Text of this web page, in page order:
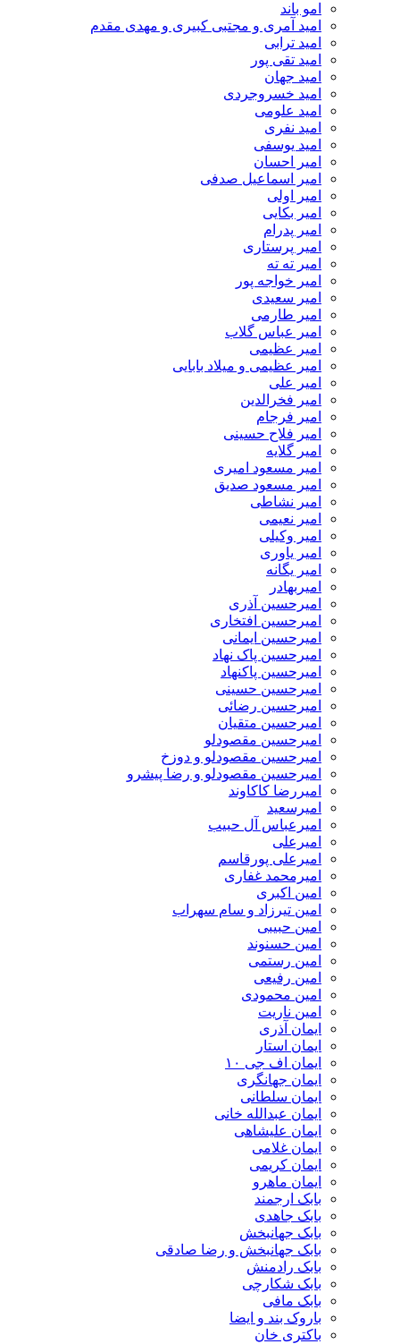
امو باند
امید آمری و مجتبی کبیری و مهدى مقدم
امید ترابی
امید تقی پور
امید جهان
امید خسروجردی
امید علومی
امید نفری
امید یوسفی
امیر احسان
امیر اسماعیل صدفی
امیر اولی
امیر بکایی
امیر پدرام
امیر پرستاری
امیر ته ته
امیر خواجه پور
امیر سعیدی
امیر طارمی
امیر عباس گلاب
امیر عظیمی
امیر عظیمی و میلاد بابایی
امیر علی
امیر فخرالدین
امیر فرجام
امیر فلاح حسینی
امیر گلایه
امیر مسعود امیری
امیر مسعود صدیق
امیر نشاطی
امیر نعیمی
امیر وکیلی
امیر یاوری
امیر یگانه
امیربهادر
امیرحسین آذری
امیرحسین افتخاری
امیرحسین ایمانی
امیرحسین پاک نهاد
امیرحسین پاکنهاد
امیرحسین حسینی
امیرحسین رضائی
امیرحسین متقیان
امیرحسین مقصودلو
امیرحسین مقصودلو و دوزخ
امیرحسین مقصودلو و رضا پیشرو
امیررضا کاکاوند
امیرسعید
امیرعباس آل حبیب
امیرعلی
امیرعلی پورقاسم
امیرمحمد غفاری
امین اکبری
امین تیرزاد و سام سهراب
امین حبیبی
امین حسنوند
امین رستمی
امین رفیعی
امین محمودی
امین ناریت
ایمان آذری
ایمان استار
ایمان اف جی ۱۰
ایمان جهانگری
ایمان سلطانی
ایمان عبدالله خانی
ایمان علیشاهی
ایمان غلامی
ایمان کریمی
ایمان ماهرو
بابک ارجمند
بابک جاهدی
بابک جهانبخش
بابک جهانبخش و رضا صادقی
بابک رادمنش
بابک شکارچی
بابک مافی
باروک بند و ایضا
باکتری خان